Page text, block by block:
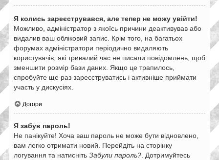
Я колись зареєструвався, але тепер не можу увійти!
Можливо, адміністратор з якоїсь причини деактивував або
видалив ваш обліковий запис. Крім того, на багатьох
форумах адміністратори періодично видаляють
користувачів, які тривалий час не писали повідомлень, щоб
зменшити розмір бази даних. Якщо це трапилось,
спробуйте ще раз зареєструватись і активніше приймати
участь у дискусіях.
Догори
Я забув пароль!
Не панікуйте! Хоча ваш пароль не може бути відновлено,
вам легко отримати новий. Перейдіть на сторінку
логування та натисніть Забули пароль?. Дотримуйтесь